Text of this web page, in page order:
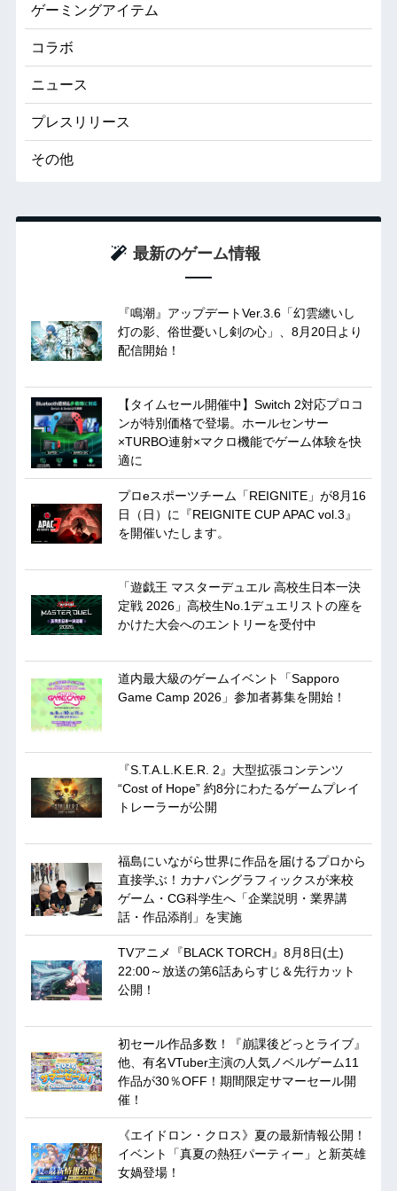
ゲーミングアイテム
コラボ
ニュース
プレスリリース
その他
最新のゲーム情報
『鳴潮』アップデートVer.3.6「幻雲纏いし
灯の影、俗世憂いし剣の心」、8月20日より
配信開始！
【タイムセール開催中】Switch 2対応プロコ
ンが特別価格で登場。ホールセンサー
×TURBO連射×マクロ機能でゲーム体験を快
適に
プロeスポーツチーム「REIGNITE」が8月16
日（日）に『REIGNITE CUP APAC vol.3』
を開催いたします。
「遊戯王 マスターデュエル 高校生日本一決
定戦 2026」高校生No.1デュエリストの座を
かけた大会へのエントリーを受付中
道内最大級のゲームイベント「Sapporo
Game Camp 2026」参加者募集を開始！
『S.T.A.L.K.E.R. 2』大型拡張コンテンツ
“Cost of Hope” 約8分にわたるゲームプレイ
トレーラーが公開
福島にいながら世界に作品を届けるプロから
直接学ぶ！カナバングラフィックスが来校
ゲーム・CG科学生へ「企業説明・業界講
話・作品添削」を実施
TVアニメ『BLACK TORCH』8月8日(土)
22:00～放送の第6話あらすじ＆先行カット
公開！
初セール作品多数！『崩課後どっとライブ』
他、有名VTuber主演の人気ノベルゲーム11
作品が30％OFF！期間限定サマーセール開
催！
《エイドロン・クロス》夏の最新情報公開！
イベント「真夏の熱狂パーティー」と新英雄
女媧登場！